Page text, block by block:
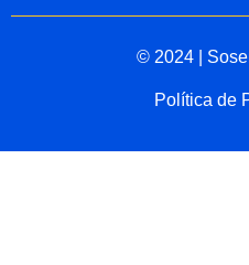
© 2024 |
Política de